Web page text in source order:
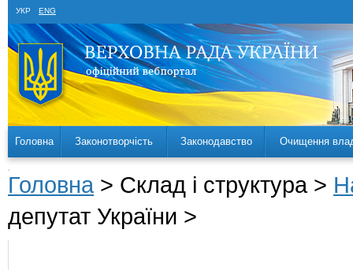
УКР ENG
Головна Законотворчість Законодавство Очищення
Головна > Склад і структура >
депутат України >